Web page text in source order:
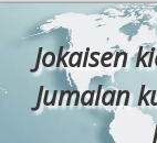
Jokaisen
Jumalan